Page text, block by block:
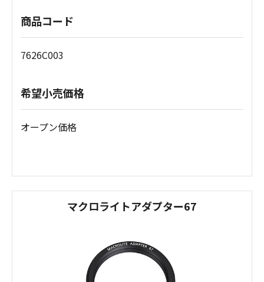
商品コード
7626C003
希望小売価格
オープン価格
マクロライトアダプター67